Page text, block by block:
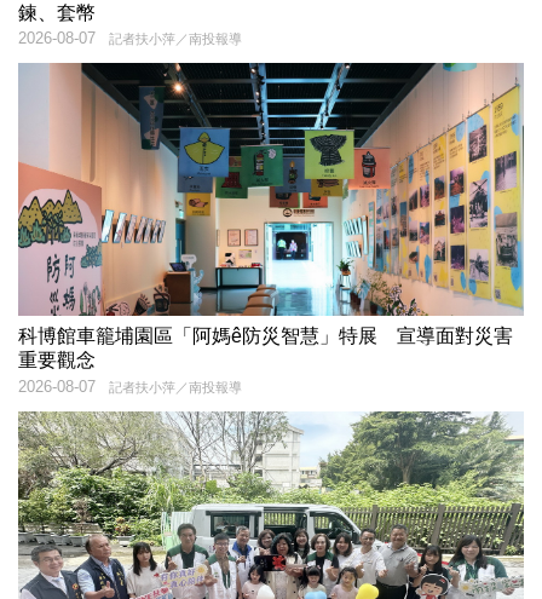
鍊、套幣
記者扶小萍／南投報導
2026-08-07
科博館車籠埔園區「阿媽ê防災智慧」特展 宣導面對災害
重要觀念
記者扶小萍／南投報導
2026-08-07